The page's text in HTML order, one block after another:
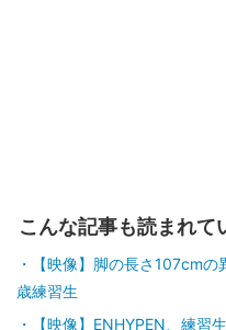
こんな記事も読まれて
【映像】脚の長さ107cm
歳練習生
【映像】ENHYPEN、練習